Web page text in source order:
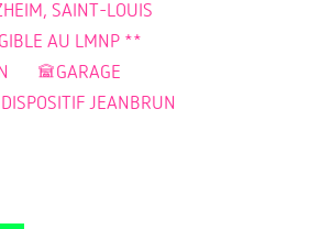
SAINT-LOUIS
AU LMNP **
GARAGE
DISPOSITIF JEANBRUN